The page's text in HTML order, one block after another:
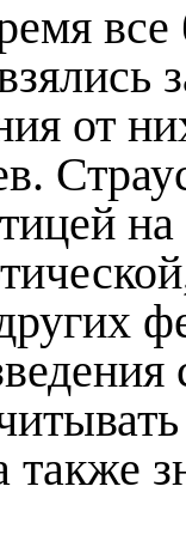
от
на
также